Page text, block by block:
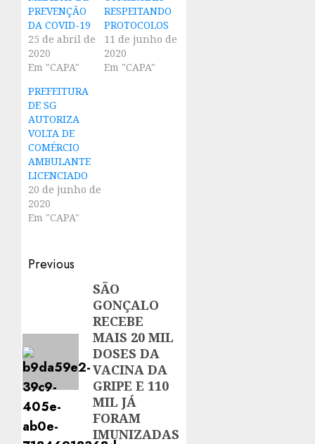
PREVENÇÃO
DA COVID-19
25 de abril de
2020
Em "CAPA"
RESPEITANDO
PROTOCOLOS
11 de junho de
2020
Em "CAPA"
PREFEITURA
DE SG
AUTORIZA
VOLTA DE
COMÉRCIO
AMBULANTE
LICENCIADO
20 de junho de
2020
Em "CAPA"
Post
navigation
Previous
SÃO
GONÇALO
RECEBE
MAIS 20 MIL
DOSES DA
VACINA DA
GRIPE E 110
MIL JÁ
FORAM
IMUNIZADAS